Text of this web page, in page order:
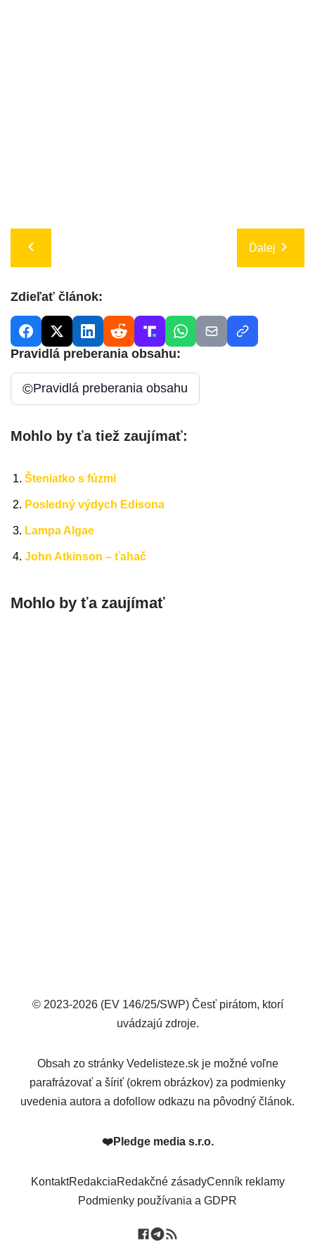
Ďalej
Zdieľať článok:
Pravidlá preberania obsahu:
©Pravidlá preberania obsahu
Mohlo by ťa tiež zaujímať:
Šteniatko s fúzmi
Posledný výdych Edisona
Lampa Algae
John Atkinson – ťahač
Mohlo by ťa zaujímať
© 2023-2026 (EV 146/25/SWP) Česť pirátom, ktorí
uvádzajú zdroje.
Obsah zo stránky Vedelisteze.sk je možné voľne
parafrázovať a šíriť (okrem obrázkov) za podmienky
uvedenia autora a dofollow odkazu na pôvodný článok.
❤️Pledge media s.r.o.
KontaktRedakciaRedakčné zásadyCenník reklamy
Podmienky používania a GDPR